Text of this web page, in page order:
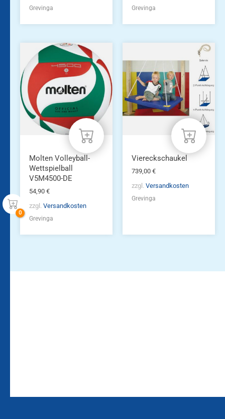
Grevinga
Grevinga
Molten Volleyball-
Wettspielball
V5M4500-DE
54,90 €
zzgl. Versandkosten
Grevinga
Viereckschaukel
739,00 €
zzgl. Versandkosten
Grevinga